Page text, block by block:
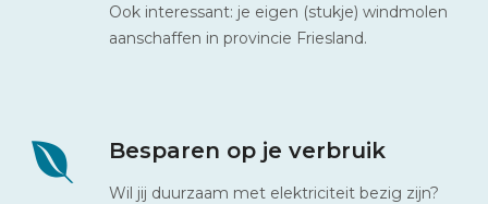
Ook interessant: je eigen (stukje) windmolen
aanschaffen in provincie Friesland.
Besparen op je verbruik
Wil jij duurzaam met elektriciteit bezig zijn?